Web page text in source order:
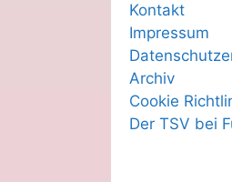
Kontakt
Impressum
Archiv
Cookie
Der TSV bei